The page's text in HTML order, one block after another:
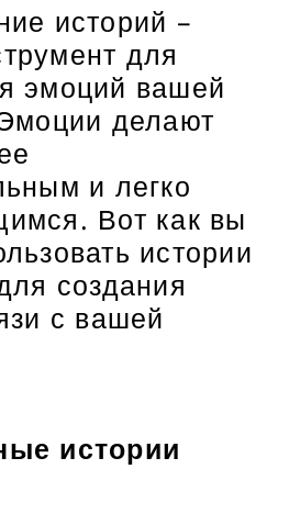
историй –
для
эмоций вашей
делают
и легко
Вот как вы
истории
создания
с вашей
истории